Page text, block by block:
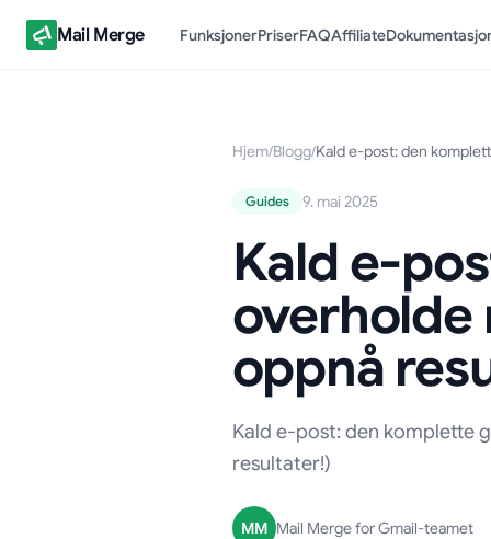
Mail Merge FunksjonerPriserFAQAffiliate
Hjem/Blogg/Kald e-post: den
Guides 9. mai 2025
Kald e-
overholde
oppnå
Kald e-post: den komplette
resultater!)
MM Mail Merge for Gmail-teamet